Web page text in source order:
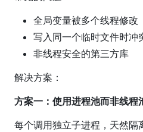
全局变量被多个线程修改
写入同一个临时文件时冲
非线程安全的第三方库
解决方案：
方案一：使用进程池而非线程
每个调用独立子进程，天然隔